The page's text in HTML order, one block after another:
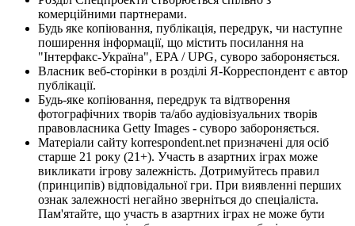
комерційними партнерами.
Будь яке копіювання, публікація, передрук, чи наступне
поширення інформації, що містить посилання на
"Інтерфакс-Україна", EPA / UPG, суворо забороняється.
Власник веб-сторінки в розділі Я-Корреспондент є автор
публікації.
Будь-яке копіювання, передрук та відтворення
фотографічних творів та/або аудіовізуальних творів
правовласника Getty Images - суворо забороняється.
Матеріали сайту korrespondent.net призначені для осіб
старше 21 року (21+). Участь в азартних іграх може
викликати ігрову залежність. Дотримуйтесь правил
(принципів) відповідальної гри. При виявленні перших
ознак залежності негайно зверніться до спеціаліста.
Пам'ятайте, що участь в азартних іграх не може бути